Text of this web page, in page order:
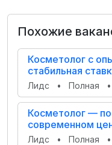
Похожие
Косметолог с
стабильная
Лидс • Полная •
Косметолог —
современном
Лидс • Полная •